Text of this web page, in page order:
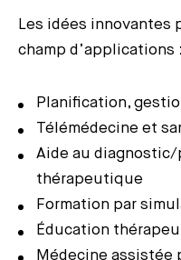
Les idées innovantes
champ d’applications :
Planification,
Télémédecine et
Aide au
thérapeutique
Formation par
Éducation
Médecine